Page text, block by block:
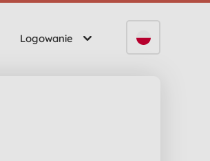
Logowanie